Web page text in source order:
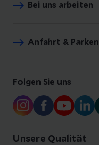
Bei uns arbeiten
Anfahrt & Parken
Folgen Sie uns
Unsere Qualität